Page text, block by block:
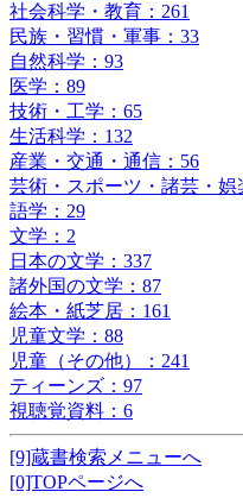
社会科学・教育：261
民族・習慣・軍事：33
自然科学：93
医学：89
技術・工学：65
生活科学：132
産業・交通・通信：56
芸術・スポーツ・諸芸・娯
語学：29
文学：2
日本の文学：337
諸外国の文学：87
絵本・紙芝居：161
児童文学：88
児童（その他）：241
ティーンズ：97
視聴覚資料：6
[9]蔵書検索メニューへ
[0]TOPページへ